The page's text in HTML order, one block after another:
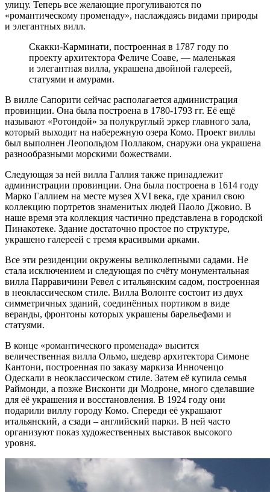
улицу. Теперь все желающие прогуливаются по
«романтическому променаду», наслаждаясь видами природы
и элегантных вилл.
Скакки-Карминати, построенная в 1787 году по
проекту архитектора Феличе Соаве, — маленькая
и элегантная вилла, украшена двойной галереей,
статуями и амурами.
В вилле Сапорити сейчас располагается администрация
провинции. Она была построена в 1780-1793 гг. Её ещё
называют «Ротондой» за полукруглый эркер главного зала,
который выходит на набережную озера Комо. Проект виллы
был выполнен Леопольдом Поллаком, снаружи она украшена
разнообразными морскими божествами.
Следующая за ней вилла Галлия также принадлежит
администрации провинции. Она была построена в 1614 году
Марко Галлием на месте музея XVI века, где хранил свою
коллекцию портретов знаменитых людей Паоло Джовио. В
наше время эта коллекция частично представлена в городской
Пинакотеке. Здание достаточно простое по структуре,
украшено галереей с тремя красивыми арками.
Все эти резиденции окружены великолепными садами. Не
стала исключением и следующая по счёту монументальная
вилла Парравичини Ревел с итальянским садом, построенная
в неоклассическом стиле. Вилла Волонте состоит из двух
симметричных зданий, соединённых портиком в виде
веранды, фронтоны которых украшены барельефами и
статуями.
В конце «романтического променада» высится
величественная вилла Ольмо, шедевр архитектора Симоне
Кантони, построенная по заказу маркиза Инноченцо
Одескали в неоклассическом стиле. Затем её купила семья
Раймонди, а позже Висконти ди Модроне, много сделавшие
для её украшения и восстановления. В 1924 году они
подарили виллу городу Комо. Спереди её украшают
итальянский, а сзади – английский парки. В ней часто
организуют показ художественных выставок высокого
уровня.